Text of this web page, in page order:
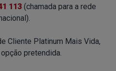
113(chamada para a rede
Cliente Platinum Mais Vida,
pretendida.